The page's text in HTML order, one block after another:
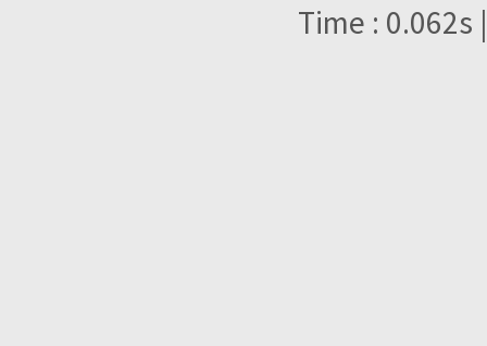
Time : 0.062s